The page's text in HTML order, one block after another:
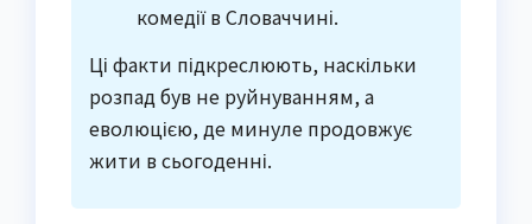
комедії в Словаччині.
Ці факти підкреслюють, наскільки
розпад був не руйнуванням, а
еволюцією, де минуле продовжує
жити в сьогоденні.